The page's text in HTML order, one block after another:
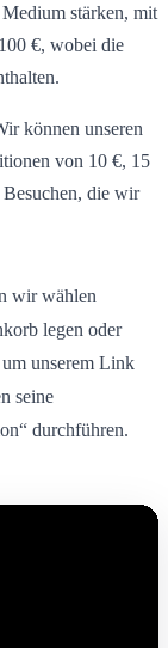
stärken, mit
€, wobei die
können unseren
von 10 €, 15
die wir
wir wählen
legen oder
unserem Link
seine
durchführen.